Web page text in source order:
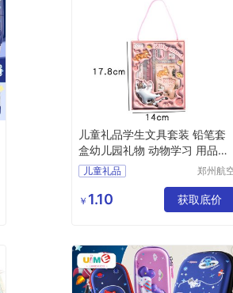
儿童礼品学生文具套装 铅笔套
盒幼儿园礼物 动物学习 用品笔
盒儿童礼品
铅笔套盒
幼儿园礼物
郑州航
鑫日用百
货店
￥ 1.10 获取底价